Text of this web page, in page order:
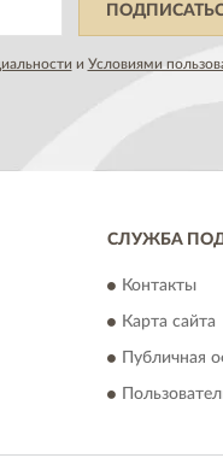
и Условиями
СЛУЖБА
Контакты
Карта сайта
Публичная